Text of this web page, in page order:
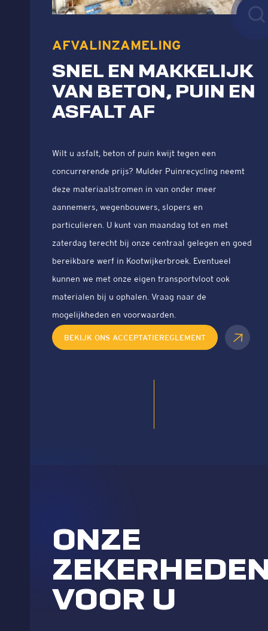
AFVALINZAMELING
SNEL EN MAKKELIJK
VAN BETON, PUIN EN
ASFALT AF
Wilt u asfalt, beton of puin kwijt tegen een
concurrerende prijs? Mulder Puinrecycling neemt
deze materiaalstromen in van onder meer
aannemers, wegenbouwers, slopers en
particulieren. U kunt van maandag tot en met
zaterdag terecht bij onze centraal gelegen en goed
bereikbare werf in Kootwijkerbroek. Eventueel
kunnen we met onze eigen transportvloot ook
materialen bij u ophalen. Vraag naar de
mogelijkheden en voorwaarden.
BEKIJK ONS ACCEPTATIEREGLEMENT
ONZE
VOOR U